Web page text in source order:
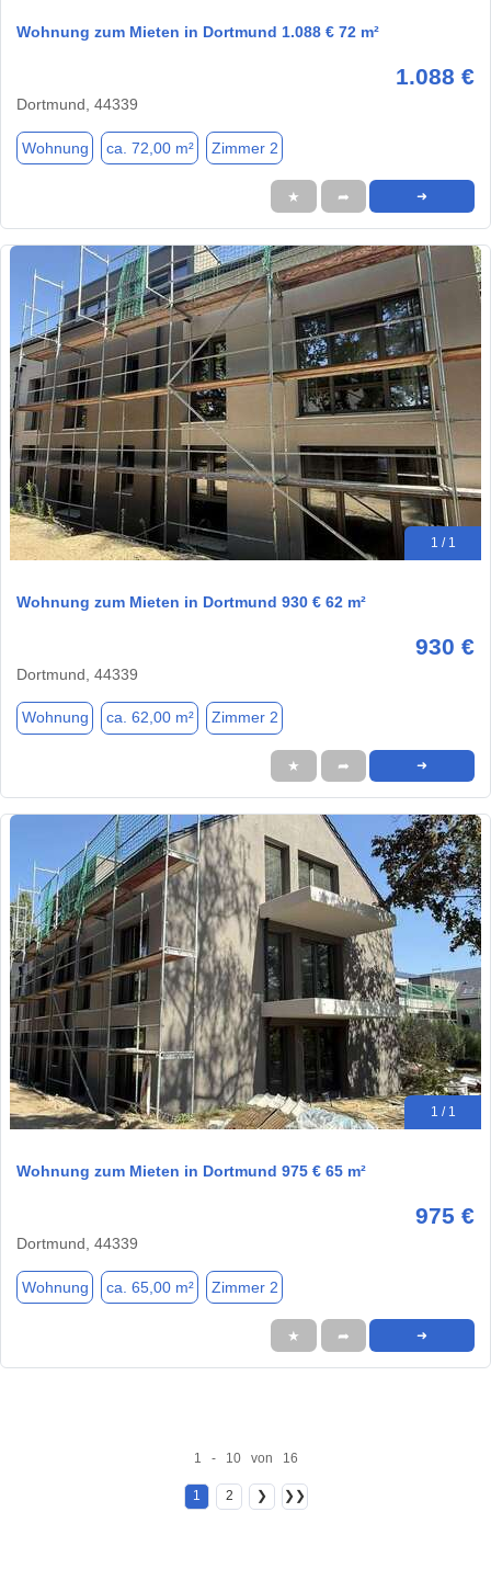
Wohnung zum Mieten in Dortmund 1.088 € 72 m²
1.088 €
Dortmund, 44339
Wohnung ca. 72,00 m² Zimmer 2
★ ➦ ➜
1 / 1
Wohnung zum Mieten in Dortmund 930 € 62 m²
930 €
Dortmund, 44339
Wohnung ca. 62,00 m² Zimmer 2
★ ➦ ➜
1 / 1
Wohnung zum Mieten in Dortmund 975 € 65 m²
975 €
Dortmund, 44339
Wohnung ca. 65,00 m² Zimmer 2
★ ➦ ➜
1 - 10 von 16
1 2 ❯ ❯❯